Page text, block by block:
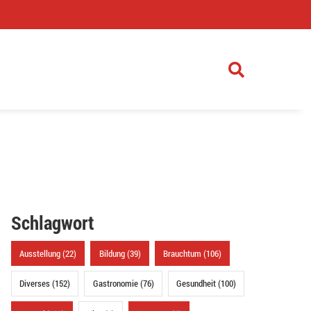
Schlagwort
Ausstellung (22) Bildung (39) Brauchtum (106)
Diverses (152) Gastronomie (76) Gesundheit (100)